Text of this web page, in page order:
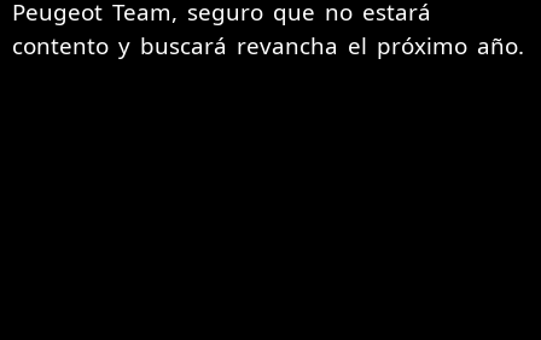
Peugeot Team, seguro que no estará
contento y buscará revancha el próximo año.